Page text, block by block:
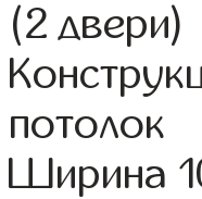
(2 двери)
потолок
Ширина